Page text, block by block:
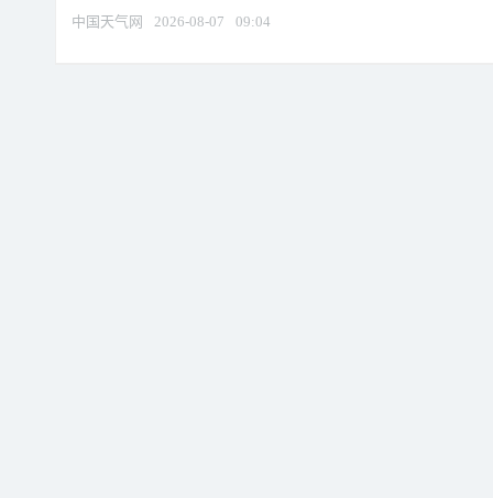
中国天气网 2026-08-07 09:04